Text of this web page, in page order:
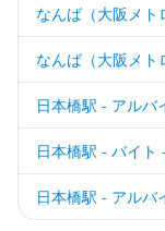
なんば（大阪メ
なんば（大阪メ
日本橋駅 - アルバ
日本橋駅 - バイト
日本橋駅 - アルバ